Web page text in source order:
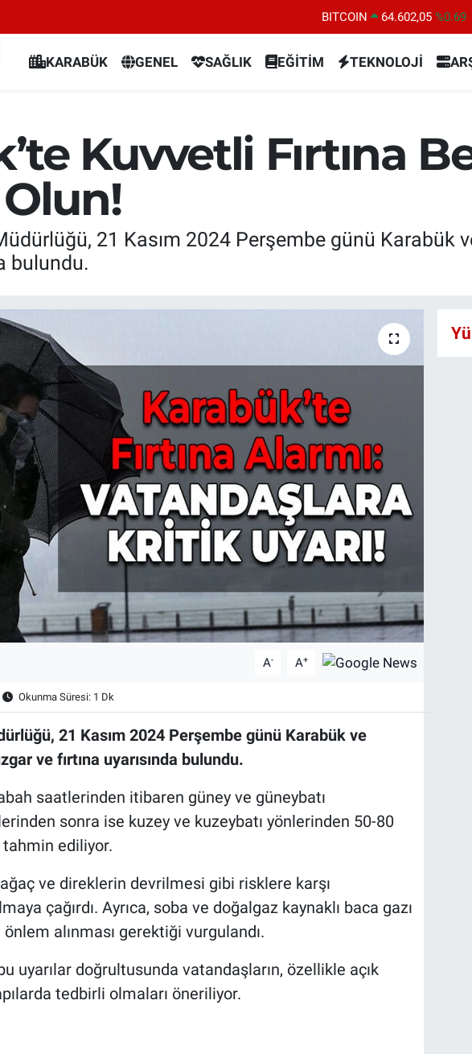
BITCOIN 64.602,05 %0.69
BİST100
13.768 %48
KARABÜK GENEL SAĞLIK EĞİTİM TEKNOLOJİ
Kuvvetli Fırtına
21 Kasım 2024 Perşembe günü Karabük
bulundu.
A- A+
Okunma Süresi: 1 Dk
21 Kasım 2024 Perşembe günü Karabük ve
ve fırtına uyarısında bulundu.
saatlerinden itibaren güney ve güneybatı
sonra ise kuzey ve kuzeybatı yönlerinden 50-80
ediliyor.
ve direklerin devrilmesi gibi risklere karşı
çağırdı. Ayrıca, soba ve doğalgaz kaynaklı baca gazı
alınması gerektiği vurgulandı.
uyarılar doğrultusunda vatandaşların, özellikle açık
tedbirli olmaları öneriliyor.